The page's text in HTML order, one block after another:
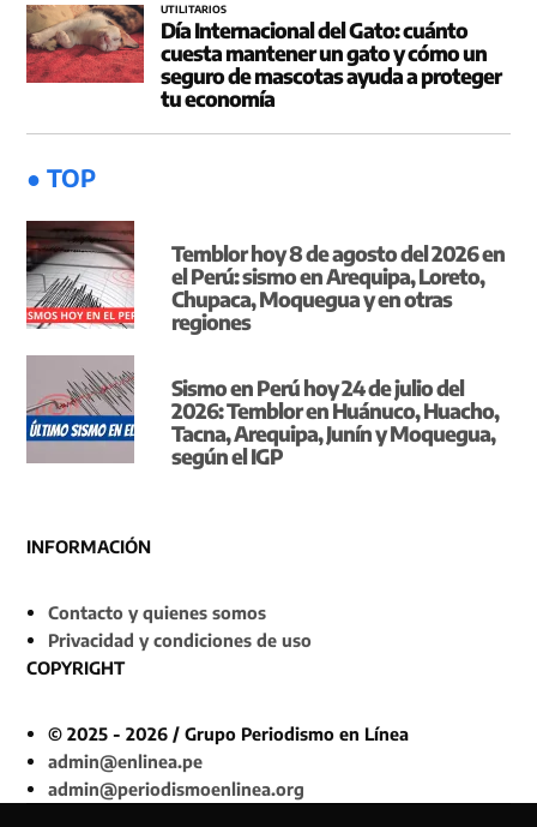
UTILITARIOS
Día Internacional del Gato: cuánto
cuesta mantener un gato y cómo un
seguro de mascotas ayuda a proteger
tu economía
● TOP
Temblor hoy 8 de agosto del 2026 en
el Perú: sismo en Arequipa, Loreto,
Chupaca, Moquegua y en otras
regiones
Sismo en Perú hoy 24 de julio del
2026: Temblor en Huánuco, Huacho,
Tacna, Arequipa, Junín y Moquegua,
según el IGP
INFORMACIÓN
Contacto y quienes somos
Privacidad y condiciones de uso
COPYRIGHT
© 2025 - 2026 / Grupo Periodismo en Línea
admin@enlinea.pe
admin@periodismoenlinea.org